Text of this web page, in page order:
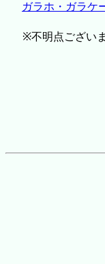
ガラホ・ガラケ
※不明点ござい